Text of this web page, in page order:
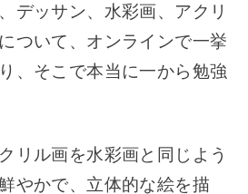
デッサン、水彩画、アクリ
ついて、オンラインで一挙
、そこで本当に一から勉強
リル画を水彩画と同じよう
やかで、立体的な絵を描